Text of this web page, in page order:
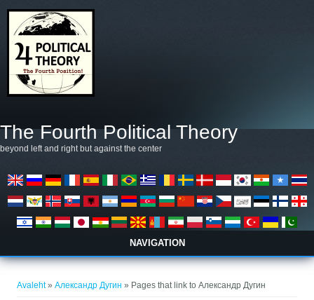
The Fourth Political Theory
beyond left and right but against the center
NAVIGATION
Avaleht»Александр Дугин» Pages that link to Александр Дугин